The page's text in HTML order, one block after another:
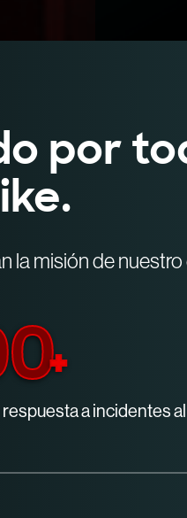
por
la misión de
+
a incidentes al